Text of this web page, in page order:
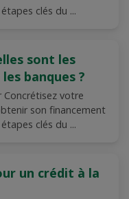
clés du ...
sont les
banques ?
Concrétisez votre
son financement
clés du ...
un crédit à la